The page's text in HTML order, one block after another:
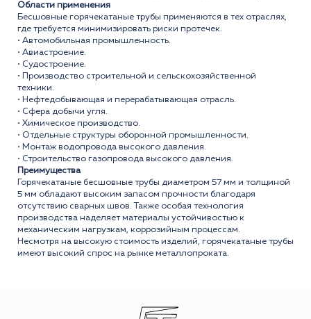
Области применения
Бесшовные горячекатаные трубы применяются в тех отраслях,
где требуется минимизировать риски протечек.
• Автомобильная промышленность.
• Авиастроение.
• Судостроение.
• Производство строительной и сельскохозяйственной
техники.
• Нефтедобывающая и перерабатывающая отрасль.
• Сфера добычи угля.
• Химическое производство.
• Отдельные структуры оборонной промышленности.
• Монтаж водопровода высокого давления.
• Строительство газопровода высокого давления.
Преимущества
Горячекатаные бесшовные трубы диаметром 57 мм и толщиной
5 мм обладают высоким запасом прочности благодаря
отсутствию сварных швов. Также особая технология
производства наделяет материалы устойчивостью к
механическим нагрузкам, коррозийным процессам.
Несмотря на высокую стоимость изделий, горячекатаные трубы
имеют высокий спрос на рынке металлопроката.